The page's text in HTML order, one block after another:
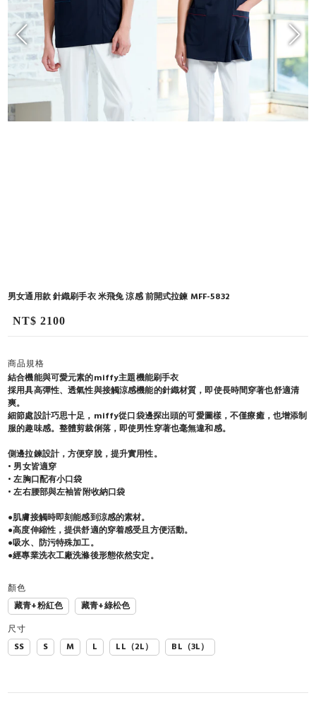
男女通用款 針織刷手衣 米飛兔 涼感 前開式拉鍊 MFF-5832
NT$ 2100
商品規格
結合機能與可愛元素的miffy主題機能刷手衣
採用具高彈性、透氣性與接觸涼感機能的針織材質，即使長時間穿著也舒適清
爽。
細節處設計巧思十足，miffy從口袋邊探出頭的可愛圖樣，不僅療癒，也增添制
服的趣味感。整體剪裁俐落，即使男性穿著也毫無違和感。
側邊拉鍊設計，方便穿脫，提升實用性。
• 男女皆適穿
• 左胸口配有小口袋
• 左右腰部與左袖皆附收納口袋
●肌膚接觸時即刻能感到涼感的素材。
●高度伸縮性，提供舒適的穿着感受且方便活動。
●吸水、防污特殊加工。
●經專業洗衣工廠洗滌後形態依然安定。
顏色
藏青+粉紅色 藏青+綠松色
尺寸
SS S M L LL（2L） BL（3L）